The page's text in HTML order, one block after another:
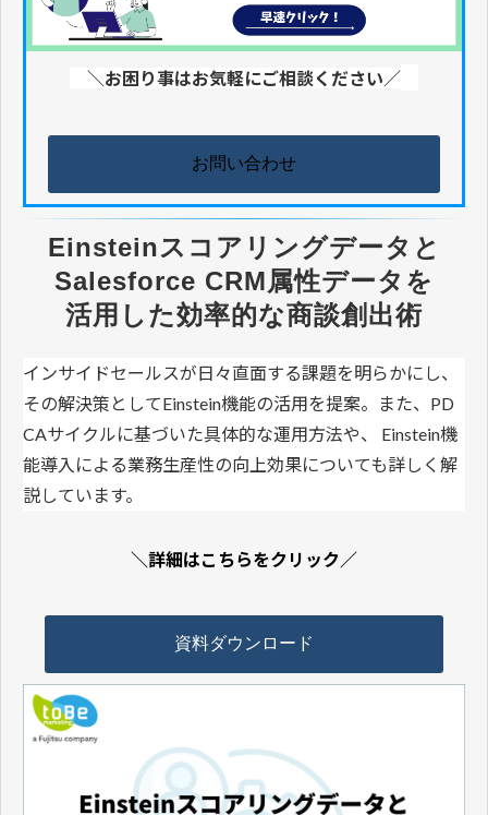
＼お困り事はお気軽にご相談ください／
お問い合わせ
Einsteinスコアリングデータと
Salesforce CRM属性データを
活用した効率的な商談創出術
インサイドセールスが日々直面する課題を明らかにし、
その解決策としてEinstein機能の活用を提案。また、PD
CAサイクルに基づいた具体的な運用方法や、 Einstein機
能導入による業務生産性の向上効果についても詳しく解
説しています。
＼詳細はこちらをクリック／
資料ダウンロード